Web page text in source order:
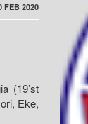
FEB 2020
(19’st
Eke,